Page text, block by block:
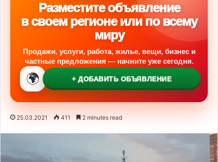
Разместите объявление
в своем регионе или по всему
миру
Продажи, услуги, работа, жилье, вещи, бизнес и
частные предложения — начните уже сегодня.
🌍 + ДОБАВИТЬ ОБЪЯВЛЕНИЕ
25.03.2021 411 2 minutes read